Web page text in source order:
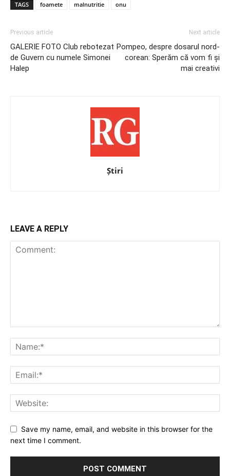
TAGS foamete malnutritie onu
Previous article
GALERIE FOTO Club rebotezat
de Guvern cu numele Simonei
Halep
Next article
Pompeo, despre dosarul nord-
corean: Sperăm că vom fi și
mai creativi
Știri
LEAVE A REPLY
Save my name, email, and website in this browser for the
next time I comment.